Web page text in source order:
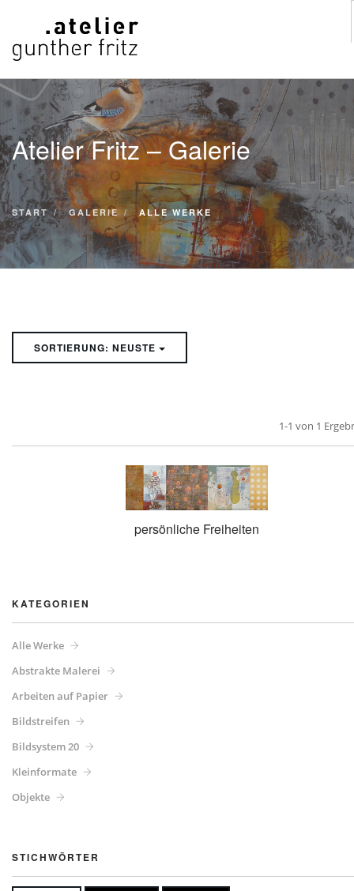
START
WERKE
VITA
KONTAKT
GALERIE
SUCHE
Atelier Fritz – Galerie
START GALERIE ALLE WERKE
SORTIERUNG: NEUSTE
1-1 von 1
persönliche Freiheiten
KATEGORIEN
Alle Werke
Abstrakte Malerei
Arbeiten auf Papier
Bildstreifen
Bildsystem 20
Kleinformate
Objekte
STICHWÖRTER